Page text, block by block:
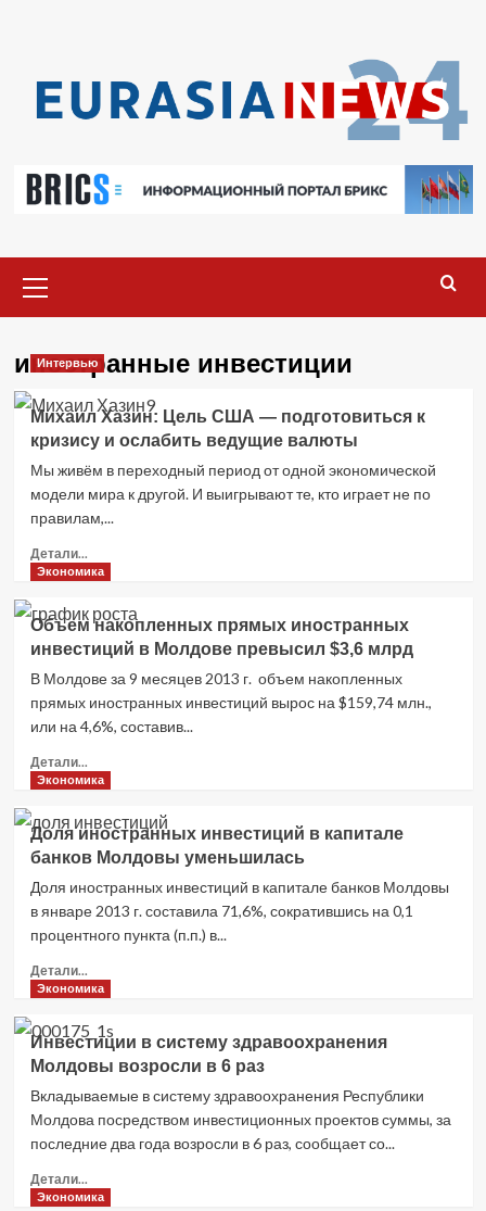
меню
иностранные инвестиции
Интервью
Михаил Хазин: Цель США — подготовиться к
кризису и ослабить ведущие валюты
Мы живём в переходный период от одной экономической
модели мира к другой. И выигрывают те, кто играет не по
правилам,...
Детали...
больше
Михаил
Хазин:
Цель
США
подготовиться
к
и
ведущие
валюты
Экономика
Объем накопленных прямых иностранных
инвестиций в Молдове превысил $3,6 млрд
В Молдове за 9 месяцев 2013 г. объем накопленных
прямых иностранных инвестиций вырос на $159,74 млн.,
или на 4,6%, составив...
Детали...
больше
Объем
накопленных
прямых
иностранных
инвестиций
Молдове
$3,6
Экономика
Доля иностранных инвестиций в капитале
банков Молдовы уменьшилась
Доля иностранных инвестиций в капитале банков Молдовы
в январе 2013 г. составила 71,6%, сократившись на 0,1
процентного пункта (п.п.) в...
Детали...
больше
Доля
иностранных
инвестиций
в
банков
Молдовы
Экономика
Инвестиции в систему здравоохранения
Молдовы возросли в 6 раз
Вкладываемые в систему здравоохранения Республики
Молдова посредством инвестиционных проектов суммы, за
последние два года возросли в 6 раз, сообщает со...
Детали...
больше
Экономика